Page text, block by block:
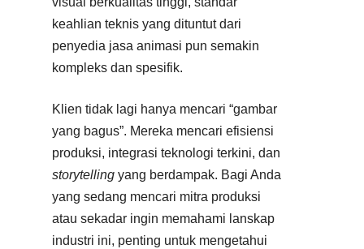
keahlian teknis yang dituntut dari
penyedia jasa animasi pun semakin
kompleks dan spesifik.
Klien tidak lagi hanya mencari “gambar
yang bagus”. Mereka mencari efisiensi
produksi, integrasi teknologi terkini, dan
storytelling yang berdampak. Bagi Anda
yang sedang mencari mitra produksi
atau sekadar ingin memahami lanskap
industri ini, penting untuk mengetahui